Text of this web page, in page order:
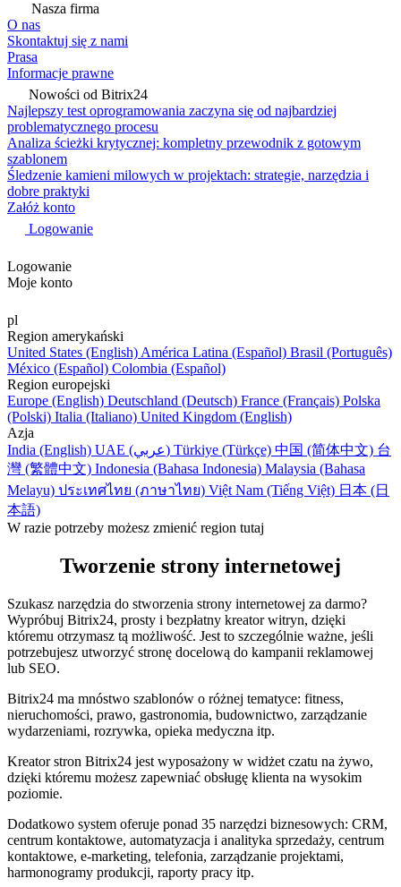
Nasza firma
O nas
Skontaktuj się z nami
Prasa
Informacje prawne
Nowości od Bitrix24
Najlepszy test oprogramowania zaczyna się od najbardziej
problematycznego procesu
Analiza ścieżki krytycznej: kompletny przewodnik z gotowym
szablonem
Śledzenie kamieni milowych w projektach: strategie, narzędzia i
dobre praktyki
Załóż konto
Logowanie
Logowanie
Moje konto
pl
Region amerykański
United States (English) América Latina (Español) Brasil (Português)
México (Español) Colombia (Español)
Region europejski
Europe (English) Deutschland (Deutsch) France (Français) Polska
(Polski) Italia (Italiano) United Kingdom (English)
Azja
India (English)
UAE (عربي) Türkiye (Türkçe) 中国 (简体中文) 台
灣 (繁體中文) Indonesia (Bahasa Indonesia) Malaysia (Bahasa
Melayu) ประเทศไทย (ภาษาไทย) Việt Nam (Tiếng Việt) 日本 (日
本語)
W razie potrzeby możesz zmienić region tutaj
Tworzenie strony internetowej
Szukasz narzędzia do stworzenia strony internetowej za darmo?
Wypróbuj Bitrix24, prosty i bezpłatny kreator witryn, dzięki
któremu otrzymasz tą możliwość. Jest to szczególnie ważne, jeśli
potrzebujesz utworzyć stronę docelową do kampanii reklamowej
lub SEO.
Bitrix24 ma mnóstwo szablonów o różnej tematyce: fitness,
nieruchomości, prawo, gastronomia, budownictwo, zarządzanie
wydarzeniami, rozrywka, opieka medyczna itp.
Kreator stron Bitrix24 jest wyposażony w widżet czatu na żywo,
dzięki któremu możesz zapewniać obsługę klienta na wysokim
poziomie.
Dodatkowo system oferuje ponad 35 narzędzi biznesowych: CRM,
centrum kontaktowe, automatyzacja i analityka sprzedaży, centrum
kontaktowe, e-marketing, telefonia, zarządzanie projektami,
harmonogramy produkcji, raporty pracy itp.